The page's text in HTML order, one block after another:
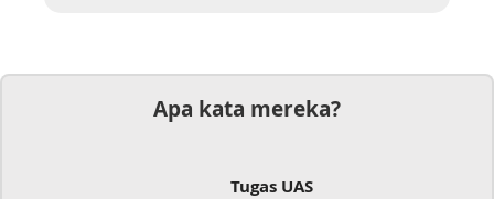
Apa kata mereka?
Tugas UAS